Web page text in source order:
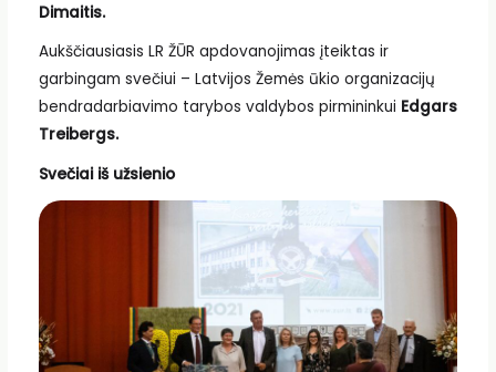
Dimaitis.
Aukščiausiasis LR ŽŪR apdovanojimas įteiktas ir
garbingam svečiui – Latvijos Žemės ūkio organizacijų
bendradarbiavimo tarybos valdybos pirmininkui Edgars
Treibergs.
Svečiai iš užsienio